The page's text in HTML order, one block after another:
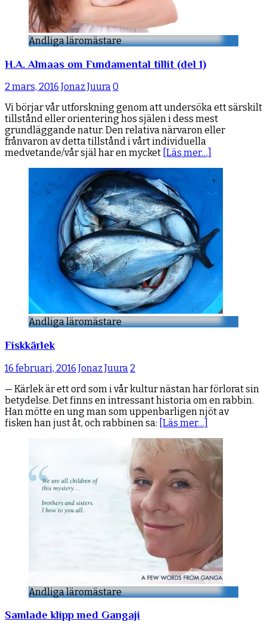
Andliga läromästare
H.A. Almaas om Fundamental tillit (del 1)
2 mars, 2016 Jonaz Juura0
Vi börjar vår utforskning genom att undersöka ett särskilt
tillstånd eller orientering hos själen i dess mest
grundläggande natur. Den relativa närvaron eller
frånvaron av detta tillstånd i vårt individuella
medvetande/vår själ har en mycket [Läs mer…]
Andliga läromästare
Fiskkärlek
16 februari, 2016 Jonaz Juura 2
— Kärlek är ett ord som i vår kultur nästan har förlorat sin
betydelse. Det finns en intressant historia om en rabbin.
Han mötte en ung man som uppenbarligen njöt av
fisken han just åt, och rabbinen sa: [Läs mer…]
Andliga läromästare
Samlade klipp med Gangaji